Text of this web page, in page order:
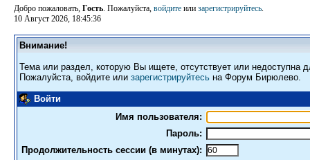
Добро пожаловать, Гость. Пожалуйста, войдите или зарегистрируйтесь.
10 Август 2026, 18:45:36
Внимание!
Тема или раздел, которую Вы ищете, отсутствует или недоступна
Пожалуйста, войдите или зарегистрируйтесь на Форум Бирюлево.
Войти
Имя пользователя:
Пароль:
Продолжительность сессии (в минутах):